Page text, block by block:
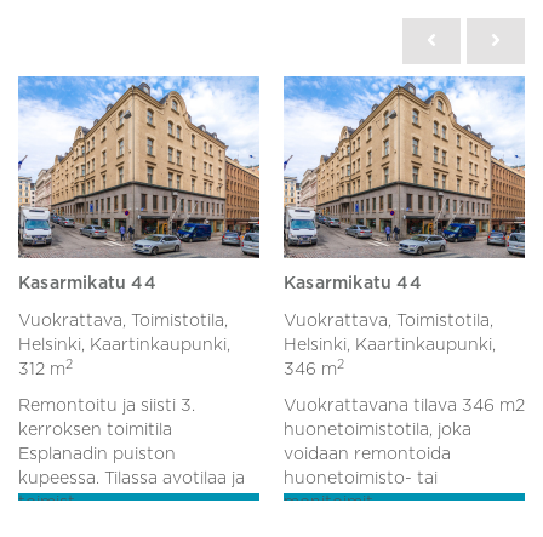
Kasarmikatu 44
Vuokrattava, Toimistotila,
Helsinki, Kaartinkaupunki,
312 m2
Remontoitu ja siisti 3.
kerroksen toimitila
Esplanadin puiston
kupeessa. Tilassa avotilaa ja
toimist...
Kasarmikatu 44
Vuokrattava, Toimistotila,
Helsinki, Kaartinkaupunki,
346 m2
Vuokrattavana tilava 346 m2
huonetoimistotila, joka
voidaan remontoida
huonetoimisto- tai
monitoimit...